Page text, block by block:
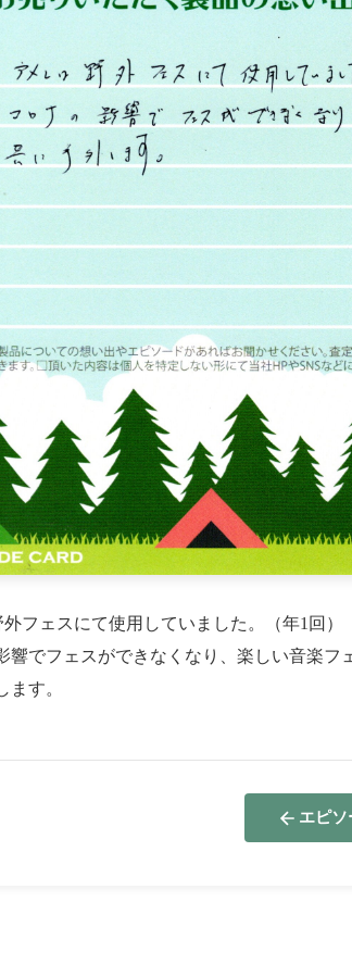
フェスにて使用していました。（年1回）
響でフェスができなくなり、楽しい音楽フ
ます。
エピソ